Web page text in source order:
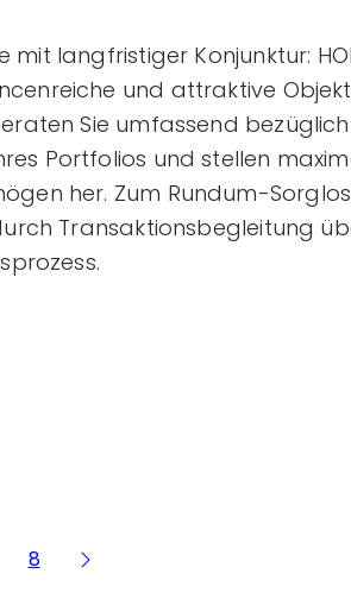
langfristiger Konjunktur:
und attraktive
Sie umfassend
Portfolios und stellen
her. Zum Rundum-
Transaktionsbegleitung
8